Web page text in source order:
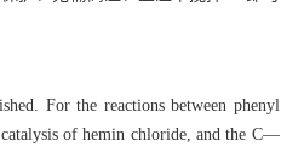
For the reactions between phenyl
of hemin chloride, and the C—